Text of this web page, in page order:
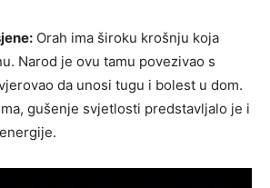
Orah ima široku krošnju koja
Narod je ovu tamu povezivao s
da unosi tugu i bolest u dom.
gušenje svjetlosti predstavljalo je i